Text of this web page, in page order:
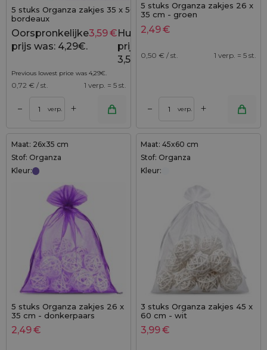
5 stuks Organza zakjes 35 x 50 cm -
bordeaux
4,29
Oorspronkelijke
prijs was: 4,29€.
3,59€ Huidige
prijs is:
3,59€.
Previous lowest price was 4,29€.
0,72 € / st. 1 verp. = 5 st.
– verp. +
5 stuks Organza zakjes 26 x
35 cm - groen
2,49€
0,50 € / st. 1 verp. = 5 st.
– verp. +
Maat: 26x35 cm
Stof: Organza
Kleur:
5 stuks Organza zakjes 26 x
35 cm - donkerpaars
2,49€
Maat: 45x60 cm
Stof: Organza
Kleur:
3 stuks Organza zakjes 45 x
60 cm - wit
3,99€